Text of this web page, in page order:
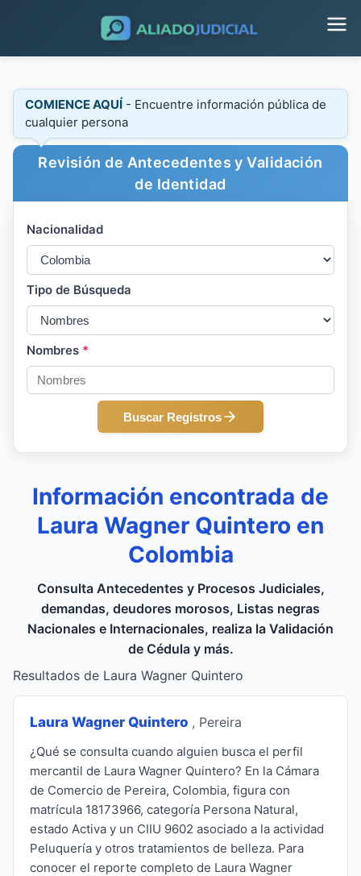
COMIENCE AQUÍ - Encuentre información pública de
cualquier persona
Revisión de Antecedentes y Validación
de Identidad
Nacionalidad
Tipo de Búsqueda
Nombres *
Buscar Registros
Información encontrada de
Laura Wagner Quintero en
Colombia
Consulta Antecedentes y Procesos Judiciales,
demandas, deudores morosos, Listas negras
Nacionales e Internacionales, realiza la Validación
de Cédula y más.
Resultados de Laura Wagner Quintero
Laura Wagner Quintero , Pereira
¿Qué se consulta cuando alguien busca el perfil
mercantil de Laura Wagner Quintero? En la Cámara
de Comercio de Pereira, Colombia, figura con
matrícula 18173966, categoría Persona Natural,
estado Activa y un CIIU 9602 asociado a la actividad
Peluquería y otros tratamientos de belleza. Para
conocer el reporte completo de Laura Wagner